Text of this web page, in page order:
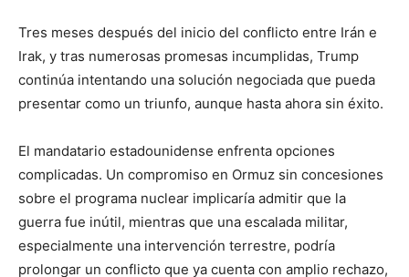
Tres meses después del inicio del conflicto entre Irán e
Irak, y tras numerosas promesas incumplidas, Trump
continúa intentando una solución negociada que pueda
presentar como un triunfo, aunque hasta ahora sin éxito.
El mandatario estadounidense enfrenta opciones
complicadas. Un compromiso en Ormuz sin concesiones
sobre el programa nuclear implicaría admitir que la
guerra fue inútil, mientras que una escalada militar,
especialmente una intervención terrestre, podría
prolongar un conflicto que ya cuenta con amplio rechazo,